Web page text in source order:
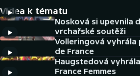
Cyklistika
DALŠÍ SPORTY
Americký fotbal
NEPŘEHLÉDNĚTE
Videa k tématu
Nosková si upevnila
vrchařské soutěži
Volleringová vyhrála
de France
Haugstedová
France Femmes